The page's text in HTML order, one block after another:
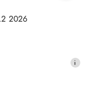
2026